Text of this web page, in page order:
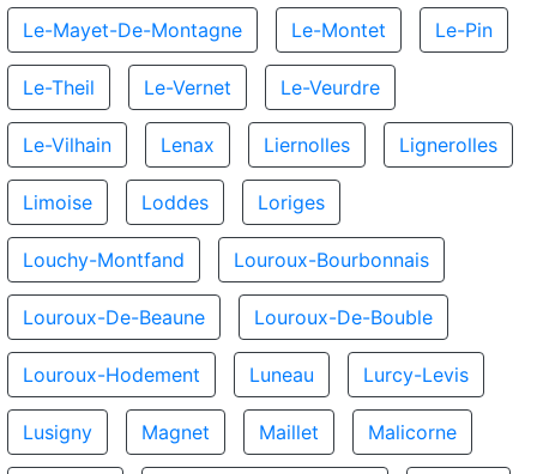
Le-Mayet-De-Montagne Le-Montet Le-Pin
Le-Theil Le-Vernet Le-Veurdre
Le-Vilhain Lenax Liernolles Lignerolles
Limoise Loddes Loriges
Louchy-Montfand Louroux-Bourbonnais
Louroux-De-Beaune Louroux-De-Bouble
Louroux-Hodement Luneau Lurcy-Levis
Lusigny Magnet Maillet Malicorne